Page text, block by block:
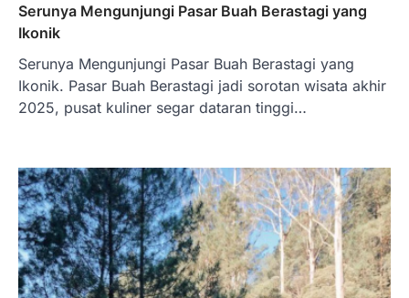
Serunya Mengunjungi Pasar Buah Berastagi yang
Ikonik
Serunya Mengunjungi Pasar Buah Berastagi yang
Ikonik. Pasar Buah Berastagi jadi sorotan wisata akhir
2025, pusat kuliner segar dataran tinggi…